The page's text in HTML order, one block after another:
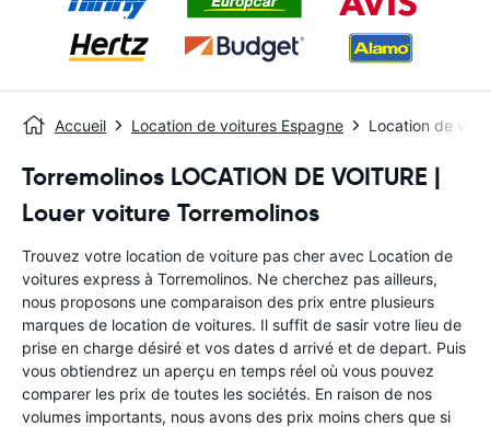
Accueil Location de voitures Espagne Location de
Torremolinos LOCATION DE VOITURE |
Louer voiture Torremolinos
Trouvez votre location de voiture pas cher avec Location de
voitures express à Torremolinos. Ne cherchez pas ailleurs,
nous proposons une comparaison des prix entre plusieurs
marques de location de voitures. Il suffit de sasir votre lieu de
prise en charge désiré et vos dates d arrivé et de depart. Puis
vous obtiendrez un aperçu en temps réel où vous pouvez
comparer les prix de toutes les sociétés. En raison de nos
volumes importants, nous avons des prix moins chers que si